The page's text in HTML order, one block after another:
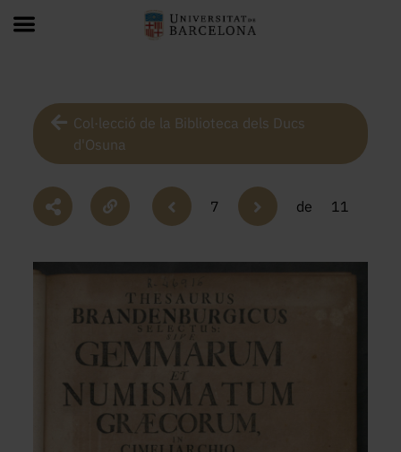
Col·lecció de la Biblioteca dels Ducs
d'Osuna
7 de 11